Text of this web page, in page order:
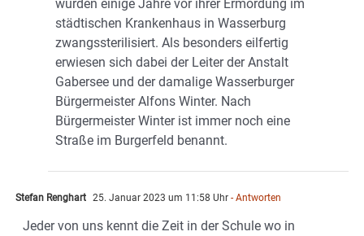
wurden einige Jahre vor ihrer Ermordung im
städtischen Krankenhaus in Wasserburg
zwangssterilisiert. Als besonders eilfertig
erwiesen sich dabei der Leiter der Anstalt
Gabersee und der damalige Wasserburger
Bürgermeister Alfons Winter. Nach
Bürgermeister Winter ist immer noch eine
Straße im Burgerfeld benannt.
Stefan Renghart 25. Januar 2023 um 11:58 Uhr - Antworten
Jeder von uns kennt die Zeit in der Schule wo in